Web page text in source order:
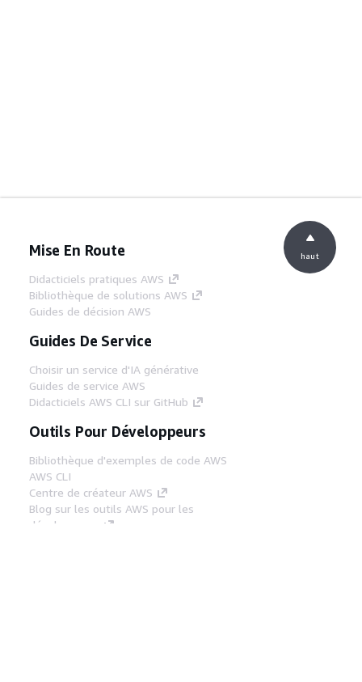
Mise En Route
Didacticiels pratiques AWS
Bibliothèque de solutions AWS
Guides de décision AWS
Guides De Service
Choisir un service d'IA générative
Guides de service AWS
Didacticiels AWS CLI sur GitHub
Outils Pour Développeurs
Bibliothèque d'exemples de code AWS
AWS CLI
Centre de créateur AWS
Blog sur les outils AWS pour les
développeurs
haut